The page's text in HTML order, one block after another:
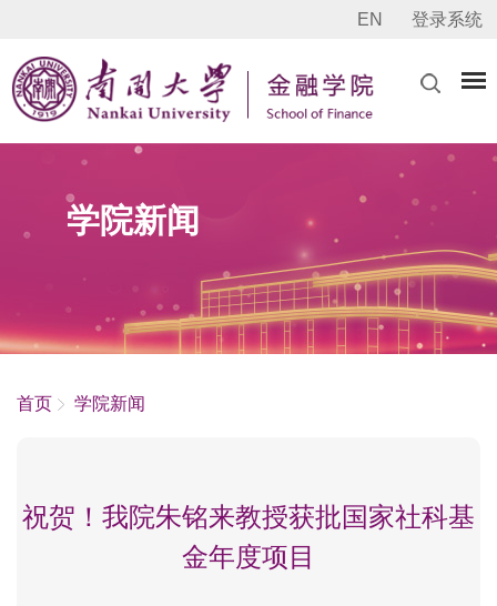
EN 登录系统
学院新闻
首页 学院新闻
祝贺！我院朱铭来教授获批国家社科基
金年度项目